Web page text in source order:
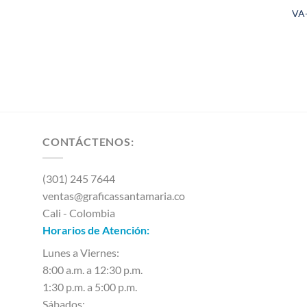
CONTÁCTENOS:
(301) 245 7644
ventas@graficassantamaria.co
Cali - Colombia
Horarios de Atención:
Lunes a Viernes:
8:00 a.m. a 12:30 p.m.
1:30 p.m. a 5:00 p.m.
Sábados: